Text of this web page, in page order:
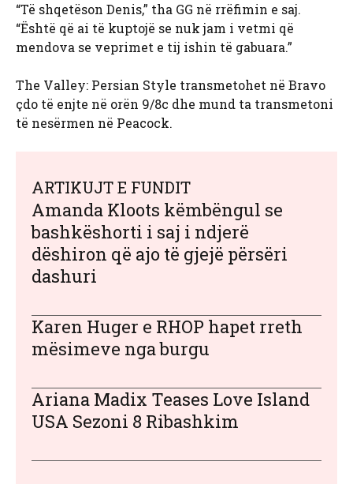
“Të shqetëson Denis,” tha GG në rrëfimin e saj.
“Është që ai të kuptojë se nuk jam i vetmi që
mendova se veprimet e tij ishin të gabuara.”
The Valley: Persian Style transmetohet në Bravo
çdo të enjte në orën 9/8c dhe mund ta transmetoni
të nesërmen në Peacock.
ARTIKUJT E FUNDIT
Amanda Kloots këmbëngul se
bashkëshorti i saj i ndjerë
dëshiron që ajo të gjejë përsëri
dashuri
Karen Huger e RHOP hapet rreth
mësimeve nga burgu
Ariana Madix Teases Love Island
USA Sezoni 8 Ribashkim